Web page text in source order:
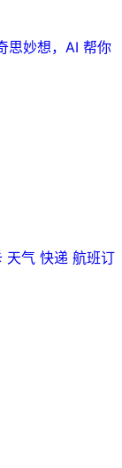
思妙想，AI 帮你
天气 快递 航班订